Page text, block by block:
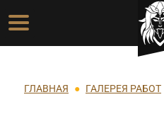
Перейти к основному
Основная
Строка
ГЛАВНАЯ ГАЛЕРЕЯ РАБОТ